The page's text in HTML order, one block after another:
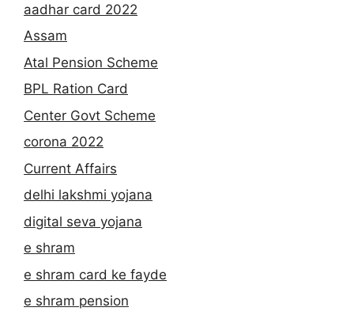
aadhar card 2022
Assam
Atal Pension Scheme
BPL Ration Card
Center Govt Scheme
corona 2022
Current Affairs
delhi lakshmi yojana
digital seva yojana
e shram
e shram card ke fayde
e shram pension